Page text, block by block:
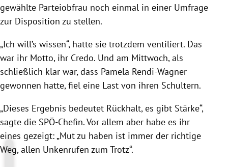
gewählte Parteiobfrau noch einmal in einer Umfrage
zur Disposition zu stellen.
„Ich will’s wissen“, hatte sie trotzdem ventiliert. Das
war ihr Motto, ihr Credo. Und am Mittwoch, als
schließlich klar war, dass Pamela Rendi-Wagner
gewonnen hatte, fiel eine Last von ihren Schultern.
„Dieses Ergebnis bedeutet Rückhalt, es gibt Stärke“,
sagte die SPÖ-Chefin. Vor allem aber habe es ihr
eines gezeigt: „Mut zu haben ist immer der richtige
Weg, allen Unkenrufen zum Trotz“.